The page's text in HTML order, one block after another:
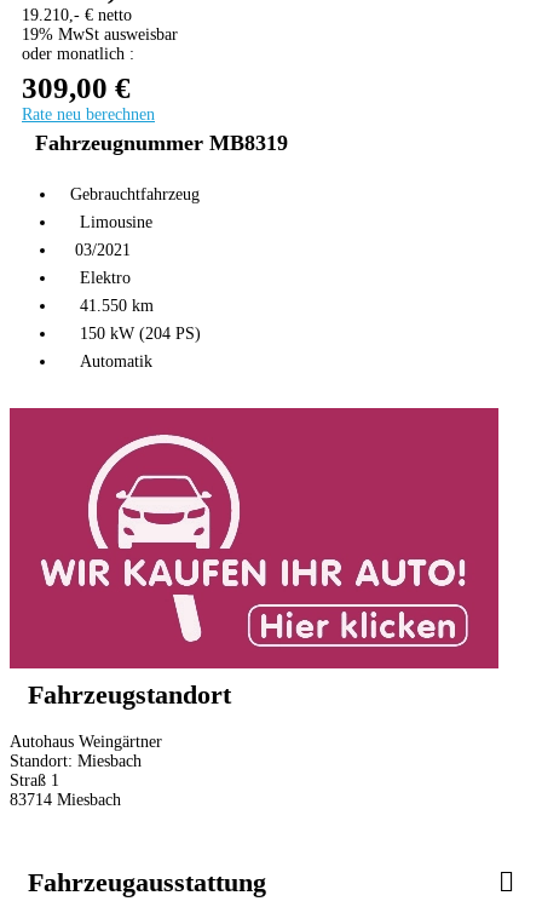
19.210,- € netto
19% MwSt ausweisbar
oder monatlich :
309,00 €
Rate neu berechnen
Fahrzeugnummer MB8319
Gebrauchtfahrzeug
Limousine
03/2021
Elektro
41.550 km
150 kW (204 PS)
Automatik
Fahrzeugstandort
Autohaus Weingärtner
Standort: Miesbach
Straß 1
83714 Miesbach
Fahrzeugausstattung